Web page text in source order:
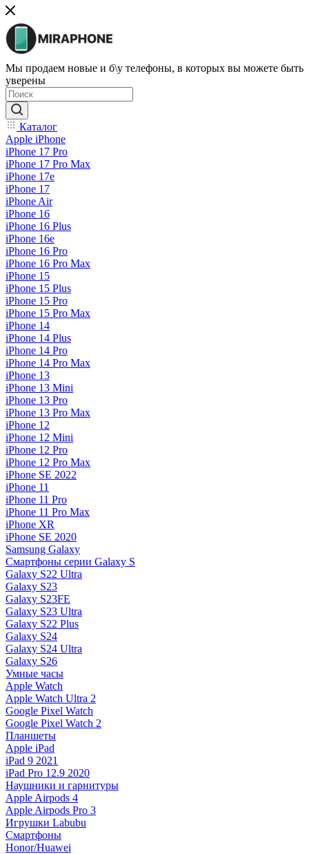
Мы продаем новые и б\у телефоны, в которых вы можете быть
уверены
Каталог
Apple iPhone
iPhone 17 Pro
iPhone 17 Pro Max
iPhone 17e
iPhone 17
iPhone Air
iPhone 16
iPhone 16 Plus
iPhone 16e
iPhone 16 Pro
iPhone 16 Pro Max
iPhone 15
iPhone 15 Plus
iPhone 15 Pro
iPhone 15 Pro Max
iPhone 14
iPhone 14 Plus
iPhone 14 Pro
iPhone 14 Pro Max
iPhone 13
iPhone 13 Mini
iPhone 13 Pro
iPhone 13 Pro Max
iPhone 12
iPhone 12 Mini
iPhone 12 Pro
iPhone 12 Pro Max
iPhone SE 2022
iPhone 11
iPhone 11 Pro
iPhone 11 Pro Max
iPhone XR
iPhone SE 2020
Samsung Galaxy
Смартфоны серии Galaxy S
Galaxy S22 Ultra
Galaxy S23
Galaxy S23FE
Galaxy S23 Ultra
Galaxy S22 Plus
Galaxy S24
Galaxy S24 Ultra
Galaxy S26
Умные часы
Apple Watch
Apple Watch Ultra 2
Google Pixel Watch
Google Pixel Watch 2
Планшеты
Apple iPad
iPad 9 2021
iPad Pro 12.9 2020
Наушники и гарнитуры
Apple Airpods 4
Apple Airpods Pro 3
Игрушки Labubu
Смартфоны
Honor/Huawei